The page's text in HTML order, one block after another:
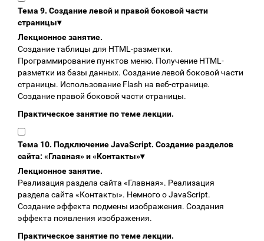
Тема 9. Создание левой и правой боковой части
страницы▾
Лекционное занятие.
Создание таблицы для HTML-разметки.
Программирование пунктов меню. Получение HTML-
разметки из базы данных. Создание левой боковой части
страницы. Использование Flash на веб-странице.
Создание правой боковой части страницы.
Практическое занятие по теме лекции.
Тема 10. Подключение JavaScript. Создание разделов
сайта: «Главная» и «Контакты»▾
Лекционное занятие.
Реализация раздела сайта «Главная». Реализация
раздела сайта «Контакты». Немного о JavaScript.
Создание эффекта подмены изображения. Создания
эффекта появления изображения.
Практическое занятие по теме лекции.